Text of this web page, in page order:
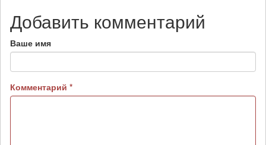
Добавить комментарий
Ваше имя
Комментарий *